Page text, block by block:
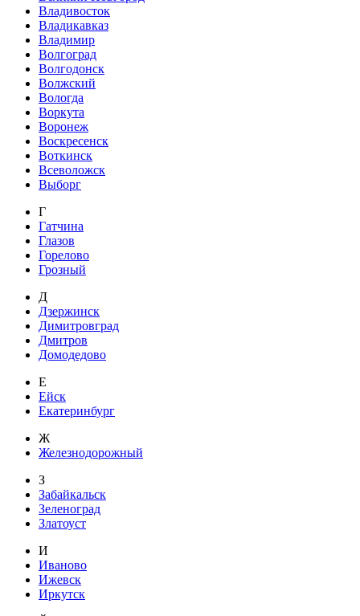
Владивосток
Владикавказ
Владимир
Волгоград
Волгодонск
Волжский
Вологда
Воркута
Воронеж
Воскресенск
Воткинск
Всеволожск
Выборг
Г
Гатчина
Глазов
Горелово
Грозный
Д
Дзержинск
Димитровград
Дмитров
Домодедово
Е
Ейск
Екатеринбург
Ж
Железнодорожный
З
Забайкальск
Зеленоград
Златоуст
И
Иваново
Ижевск
Иркутск